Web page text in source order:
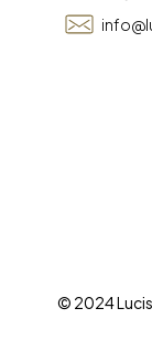
© 2024 Lucis